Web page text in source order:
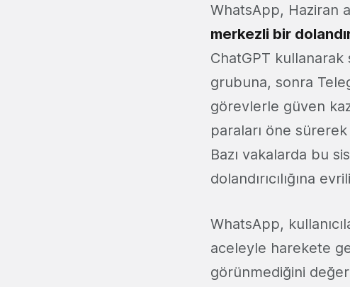
WhatsApp, Haziran
merkezli bir
ChatGPT kullanarak
grubuna, sonra
görevlerle güven
paraları öne
Bazı vakalarda bu
dolandırıcılığına
WhatsApp,
aceleyle harekete
görünmediğini